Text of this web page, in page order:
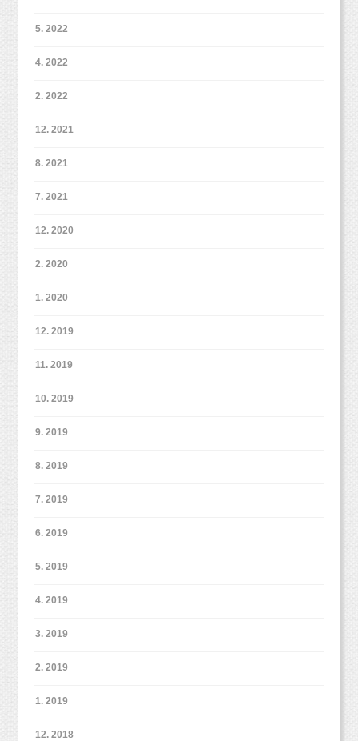
5. 2022
4. 2022
2. 2022
12. 2021
8. 2021
7. 2021
12. 2020
2. 2020
1. 2020
12. 2019
11. 2019
10. 2019
9. 2019
8. 2019
7. 2019
6. 2019
5. 2019
4. 2019
3. 2019
2. 2019
1. 2019
12. 2018